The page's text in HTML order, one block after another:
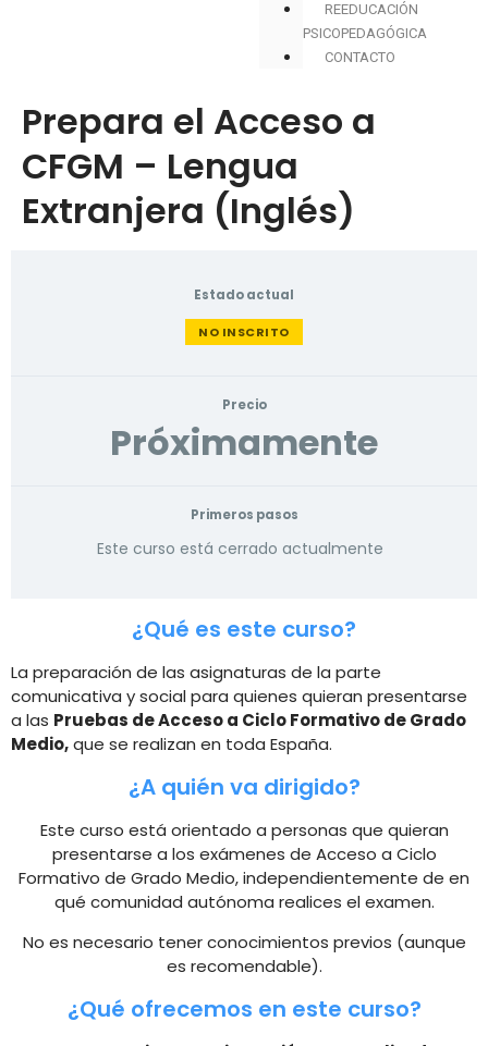
REEDUCACIÓN
PSICOPEDAGÓGICA
CONTACTO
Prepara el Acceso a
CFGM – Lengua
Extranjera (Inglés)
Estado actual
NO INSCRITO
Precio
Próximamente
Primeros pasos
Este curso está cerrado actualmente
¿Qué es este curso?
La preparación de las asignaturas de la parte
comunicativa y social para quienes quieran presentarse
a las Pruebas de Acceso a Ciclo Formativo de Grado
Medio,que se realizan en toda España.
¿A quién va dirigido?
Este curso está orientado a personas que quieran
presentarse a los exámenes de Acceso a Ciclo
Formativo de Grado Medio, independientemente de en
qué comunidad autónoma realices el examen.
No es necesario tener conocimientos previos (aunque
es recomendable).
¿Qué ofrecemos en este curso?